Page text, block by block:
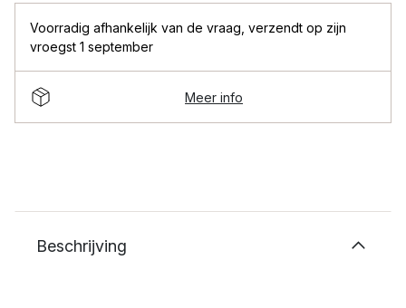
Voorradig afhankelijk van de vraag verzendt op zijn
vroegst 1 september
Meer info
Beschrijving